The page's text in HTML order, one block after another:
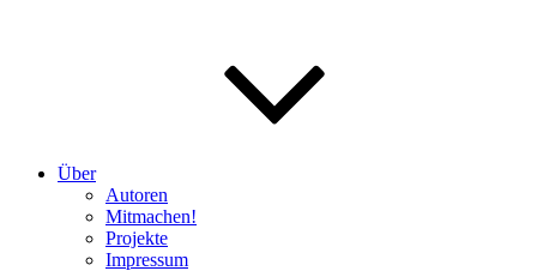
Über
Autoren
Mitmachen!
Projekte
Impressum